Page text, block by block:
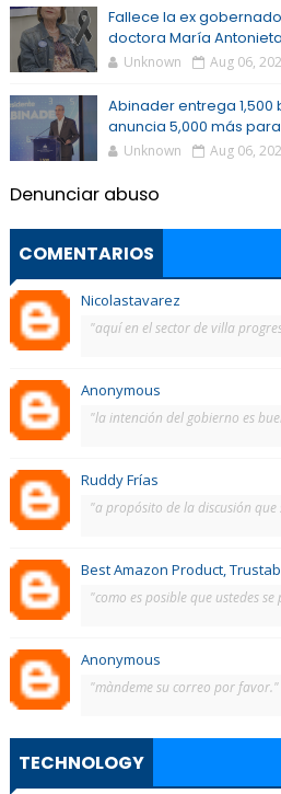
Fallece la ex
doctora María
Unknown Aug 06,
Abinader entrega
anuncia 5,000 más
Unknown Aug 06,
Denunciar abuso
COMENTARIOS
Nicolastavarez
"aquí en el sector de villa
Anonymous
"la intención del gobierno es
Ruddy Frías
"a propósito de la discusión
Best Amazon Product,
"como es posible que ustedes
Anonymous
"màndeme su correo por favor."
TECHNOLOGY